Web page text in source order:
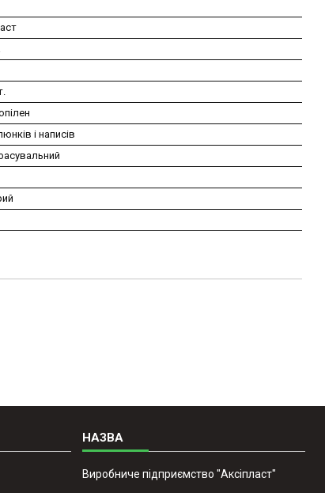
і написів
Виробниче підприємство "Аксіпласт"